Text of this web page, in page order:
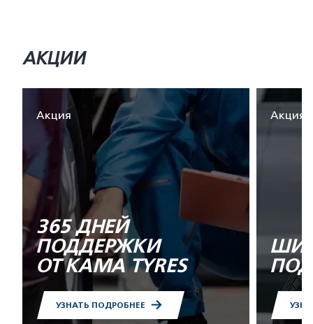
АКЦИИ
Акция
365 ДНЕЙ
ПОДДЕРЖКИ
ОТ KAMA TYRES
УЗНАТЬ ПОДРОБНЕЕ
Акция